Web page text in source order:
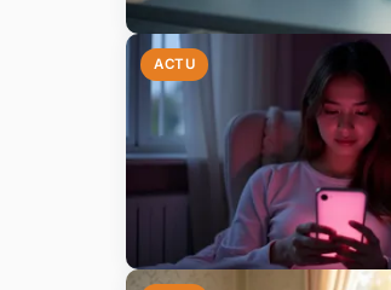
ACTU